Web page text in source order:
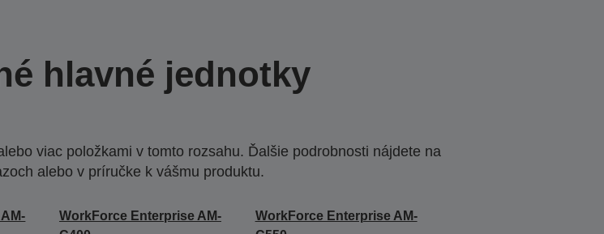
hlavné jednotky
viac položkami v tomto rozsahu. Ďalšie podrobnosti nájdete na
alebo v príručke k vášmu produktu.
WorkForce Enterprise AM-
WorkForce Enterprise AM-